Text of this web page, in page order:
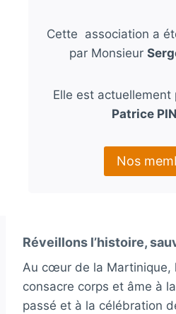
Cette association a
par Monsieur
Elle est actuellement
Patrice
Nos
Réveillons l’histoire,
Au cœur de la Martinique,
consacre corps et âme à
passé et à la célébration